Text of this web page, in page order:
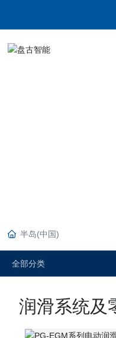
半岛(中国)
全部分类
润滑系统及